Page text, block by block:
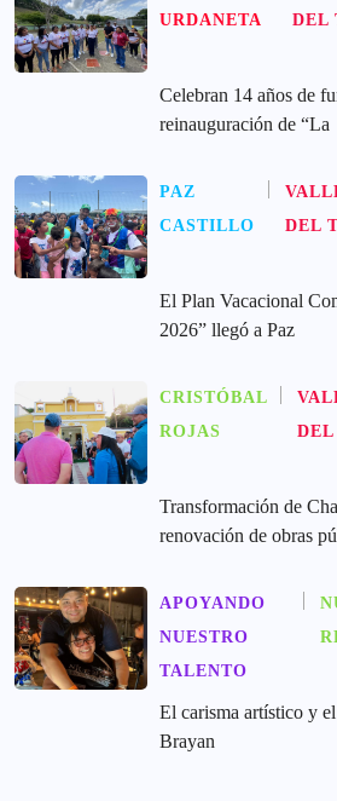
URDANETA DEL
Celebran 14 años de
reinauguración de “La
PAZ
CASTILLO
DEL
El Plan Vacacional
2026” llegó a Paz
CRISTÓBAL
ROJAS
Transformación de
renovación de obras
APOYANDO
NUESTRO
TALENTO
El carisma artístico y
Brayan